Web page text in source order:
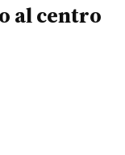
al centro